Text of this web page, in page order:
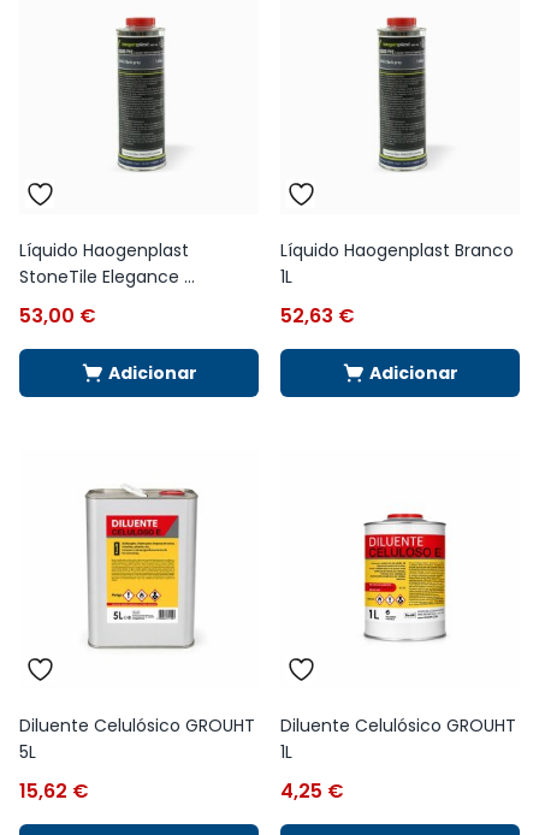
Líquido Haogenplast
StoneTile Elegance ...
53,00 €
Adicionar
Líquido Haogenplast Branco
1L
52,63 €
Adicionar
Diluente Celulósico GROUHT
5L
15,62 €
Diluente Celulósico GROUHT
1L
4,25 €